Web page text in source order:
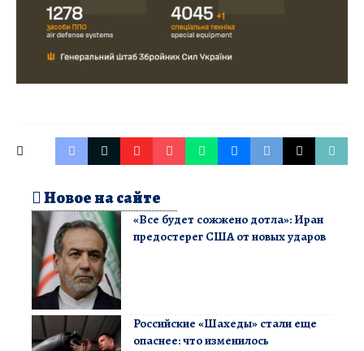
Новое на сайте
«Все будет сожжено дотла»: Иран
предостерег США от новых ударов
Российские «Шахеды» стали еще
опаснее: что изменилось